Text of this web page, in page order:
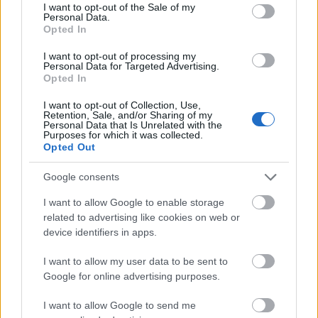
consent section.
I want to opt-out of the Sale of my
Personal Data.
Opted In
I want to opt-out of processing my
Personal Data for Targeted Advertising.
Opted In
I want to opt-out of Collection, Use,
Retention, Sale, and/or Sharing of my
Personal Data that Is Unrelated with the
Purposes for which it was collected.
Opted Out
Google consents
I want to allow Google to enable storage
related to advertising like cookies on web or
device identifiers in apps.
I want to allow my user data to be sent to
Google for online advertising purposes.
I want to allow Google to send me
Πέρα από τη Λισαβόνα: 10 μαγευτικοί προορισμοί
της Πορτογαλίας
των Αγίων και η μαγευτική παραλία στο Λιβυκό
6 γραφικά χωριά των Κυκλάδων που αξίζει να
ανακαλύψετε